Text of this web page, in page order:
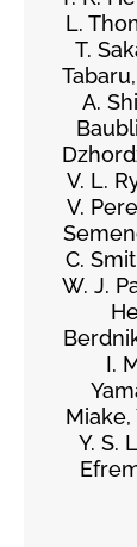
L.
T.
A.
V. L.
V.
C.
W. J.
I.
Miake,
Y. S.